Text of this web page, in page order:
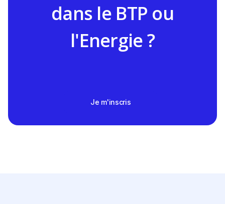
dans le BTP ou
l'Energie ?
Je m'inscris